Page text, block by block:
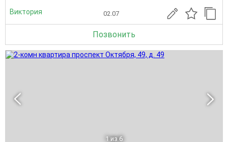
Виктория 02.07
Позвонить
1 из 6